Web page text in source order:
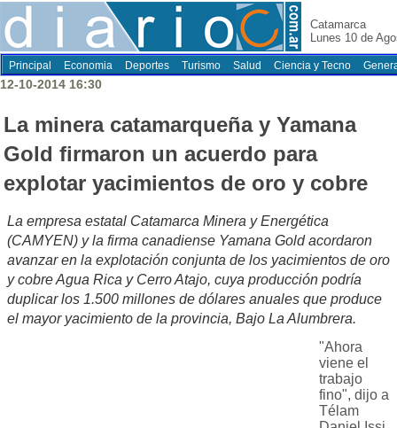
Catamarca
Lunes 10 de
Principal Economia Deportes Turismo Salud Ciencia y Tecno
12-10-2014 16:30
La minera catamarqueña y Yamana
Gold firmaron un acuerdo para
explotar yacimientos de oro y cobre
La empresa estatal Catamarca Minera y Energética
(CAMYEN) y la firma canadiense Yamana Gold acordaron
avanzar en la explotación conjunta de los yacimientos de oro
y cobre Agua Rica y Cerro Atajo, cuya producción podría
duplicar los 1.500 millones de dólares anuales que produce
el mayor yacimiento de la provincia, Bajo La Alumbrera.
"Ahora
viene el
trabajo
fino", dijo a
Télam